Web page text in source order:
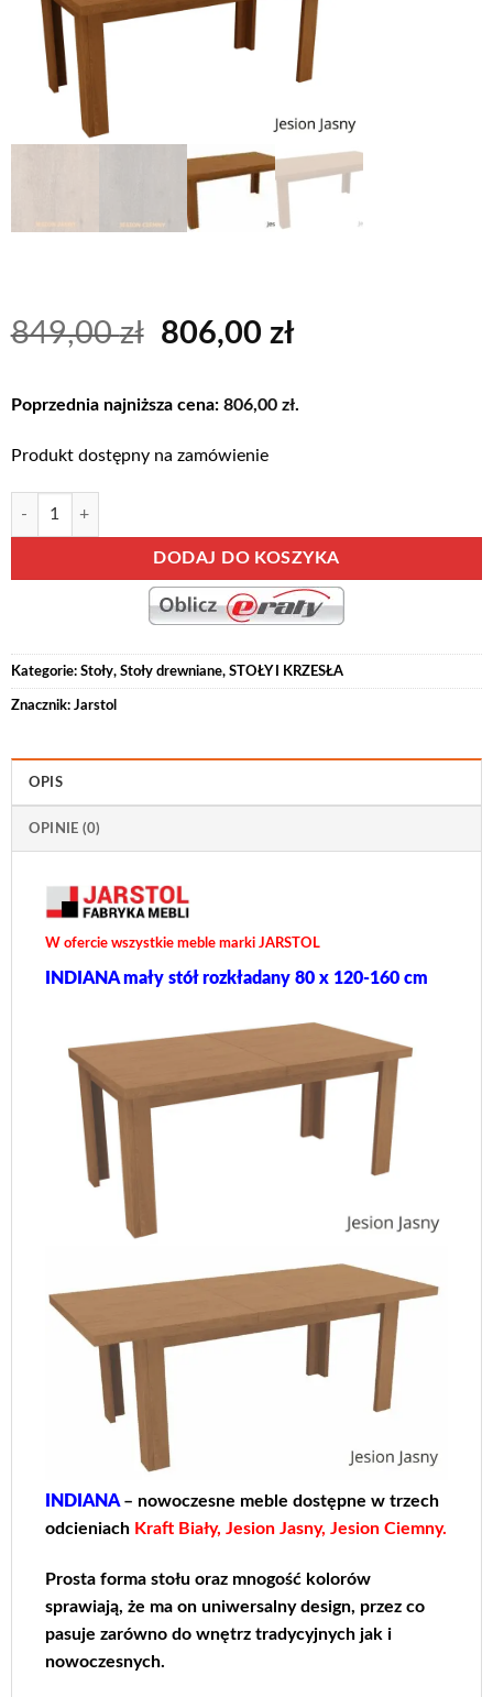
849,00zł Pierwotna
wynosiła:
806,00złAktualna
wynosi:
Poprzednia najniższa cena: 806,00 zł.
Produkt dostępny na zamówienie
ilość INDIANA mały stół rozkładany 80 x 120-160 cm Jesion Jasny
DODAJ DO KOSZYKA
Alternative:
Kategorie: Stoły, Stoły drewniane, STOŁY I KRZESŁA
Znacznik: Jarstol
OPIS
OPINIE (0)
W ofercie wszystkie meble marki JARSTOL
INDIANA mały stół rozkładany 80 x 120-160 cm
INDIANA – nowoczesne meble dostępne w trzech
odcieniachKraft Biały, Jesion Jasny, Jesion Ciemny.
Prosta forma stołu oraz mnogość kolorów
sprawiają, że ma on uniwersalny design, przez co
pasuje zarówno do wnętrz tradycyjnych jak i
nowoczesnych.